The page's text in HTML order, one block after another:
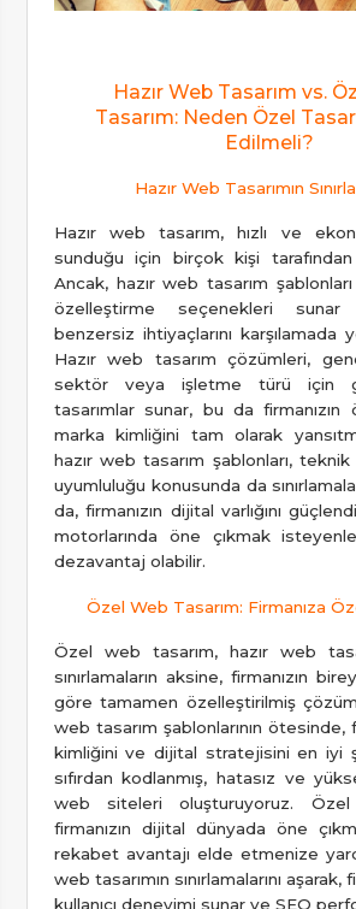
Hazır Web Tasarım vs.
Tasarım: Neden Özel
Edilmeli?
Hazır Web Tasarımın
Hazır web tasarım, hızlı ve
sunduğu için birçok kişi
Ancak, hazır web tasarım şablonları
özelleştirme seçenekleri sunar
benzersiz ihtiyaçlarını karşılamada
Hazır web tasarım çözümleri,
sektör veya işletme türü için
tasarımlar sunar, bu da firmanızın
marka kimliğini tam olarak
hazır web tasarım şablonları,
uyumluluğu konusunda da
da, firmanızın dijital varlığını
motorlarında öne çıkmak
dezavantaj olabilir.
Özel Web Tasarım: Firmanıza
Özel web tasarım, hazır web
sınırlamaların aksine, firmanızın
göre tamamen özelleştirilmiş
web tasarım şablonlarının ötesinde,
kimliğini ve dijital stratejisini en iyi
sıfırdan kodlanmış, hatasız ve
web siteleri oluşturuyoruz.
firmanızın dijital dünyada öne
rekabet avantajı elde etmenize
web tasarımın sınırlamalarını
kullanıcı deneyimi sunar ve SEO